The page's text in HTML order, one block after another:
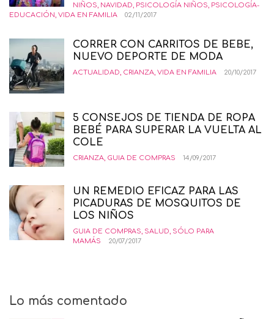
NIÑOS, NAVIDAD, PSICOLOGÍA NIÑOS, PSICOLOGÍA-
EDUCACIÓN, VIDA EN FAMILIA 02/11/2017
CORRER CON CARRITOS DE BEBE,
NUEVO DEPORTE DE MODA
ACTUALIDAD, CRIANZA, VIDA EN FAMILIA 20/10/2017
5 CONSEJOS DE TIENDA DE ROPA
BEBÉ PARA SUPERAR LA VUELTA AL
COLE
CRIANZA, GUIA DE COMPRAS 14/09/2017
UN REMEDIO EFICAZ PARA LAS
PICADURAS DE MOSQUITOS DE
LOS NIÑOS
GUIA DE COMPRAS, SALUD, SÓLO PARA
MAMÁS
20/07/2017
Lo más comentado